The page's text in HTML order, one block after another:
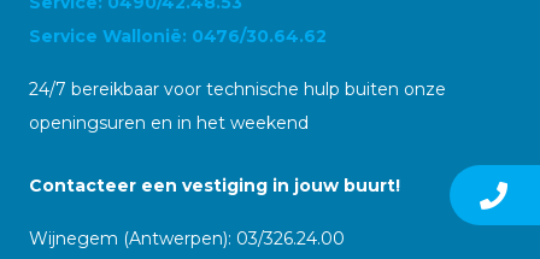
Service Wallonië: 0476/30.64.62
24/7 bereikbaar voor technische hulp buiten onze
openingsuren en in het weekend
Contacteer een vestiging in jouw buurt!
Wijnegem (Antwerpen): 03/326.24.00